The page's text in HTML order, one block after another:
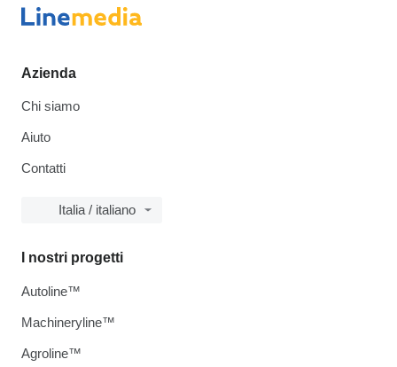
Azienda
Chi siamo
Aiuto
Contatti
Italia / italiano
I nostri progetti
Autoline™
Machineryline™
Agroline™